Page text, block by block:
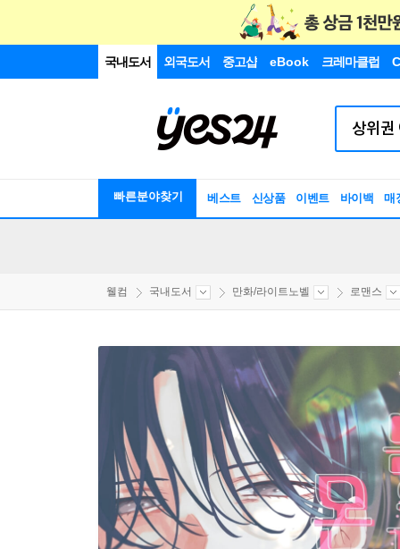
국내도서 외국도서 중고샵 eBook 크레마클럽
빠른분야찾기 베스트 신상품 이벤트 바이백 매
웰컴 국내도서 만화/라이트노벨 로맨스